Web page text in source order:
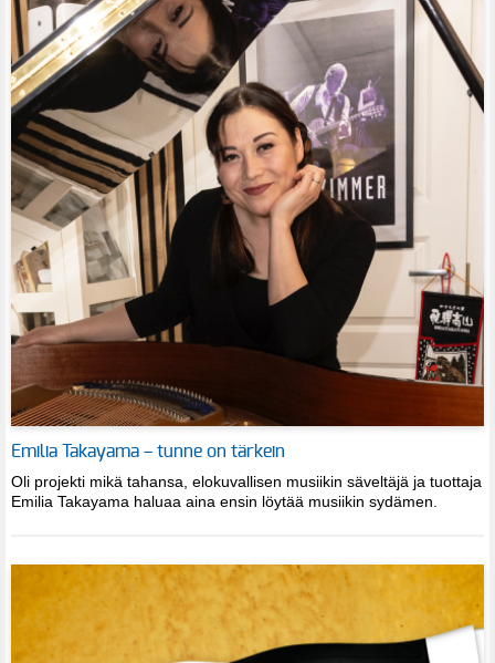
Emilia Takayama – tunne on tärkein
Oli projekti mikä tahansa, elokuvallisen musiikin säveltäjä ja tuottaja
Emilia Takayama haluaa aina ensin löytää musiikin sydämen.